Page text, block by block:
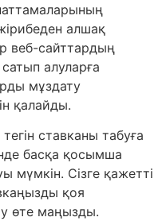
алшақ
веб-сайттардың
алуларға
мұздату
қалайды.
ставканы табуға
басқа қосымша
мүмкін. Сізге қажетті
қоя
өте маңызды.